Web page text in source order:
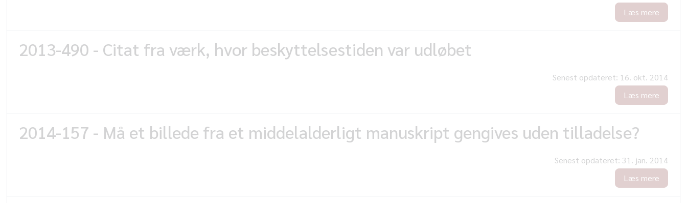
Læs mere
2013-490 - Citat fra værk, hvor beskyttelsestiden var udløbet
Senest opdateret: 16. okt. 2014
Læs mere
2014-157 - Må et billede fra et middelalderligt manuskript gengives uden tilladelse?
Senest opdateret: 31. jan. 2014
Læs mere